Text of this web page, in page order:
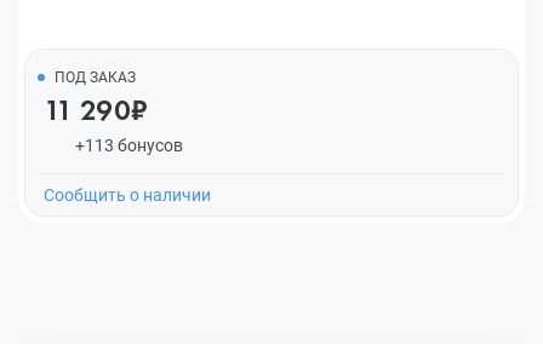
ПОД ЗАКАЗ
11 290₽
+113 бонусов
Cообщить о наличии